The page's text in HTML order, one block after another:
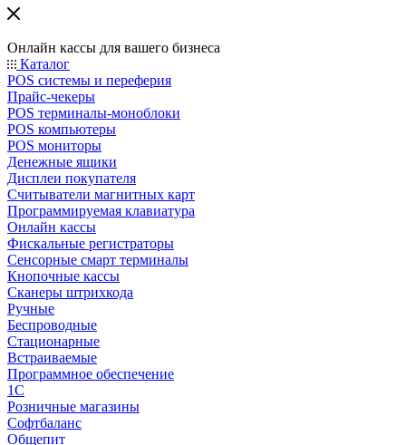
Онлайн кассы для вашего бизнеса
Каталог
POS системы и переферия
Прайс-чекеры
POS терминалы-моноблоки
POS компьютеры
POS мониторы
Денежные ящики
Дисплеи покупателя
Считыватели магнитных карт
Программируемая клавиатура
Онлайн кассы
Фискальные регистраторы
Сенсорные смарт терминалы
Кнопочные кассы
Сканеры штрихкода
Ручные
Беспроводные
Стационарные
Встраиваемые
Программное обеспечение
1С
Розничные магазины
Софтбаланс
Общепит